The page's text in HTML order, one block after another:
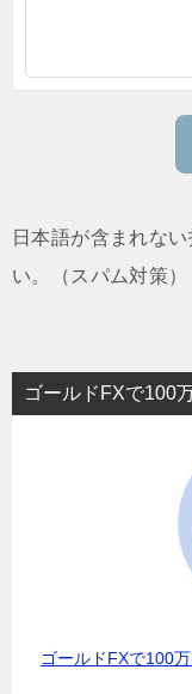
日本語が含まれな
い。（スパム対策）
ゴールドFXで100
ゴールドFXで100